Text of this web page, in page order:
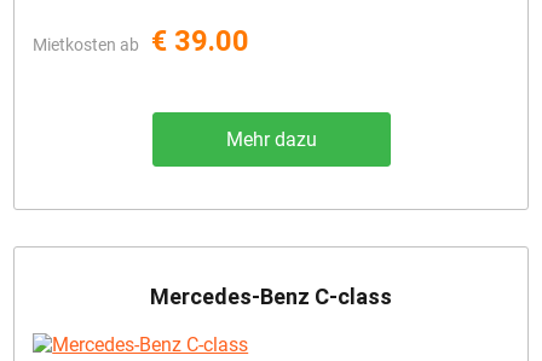
Mietkosten ab € 39.00
Mehr dazu
Mercedes-Benz C-class